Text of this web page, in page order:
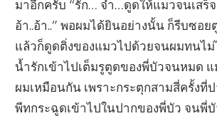
มาอีกครับ “รัก… จ๋า…ดูดให้แมวจนเสร็จ
อ้า..อ้า..” พอผมได้ยินอย่างนั้น ก็รีบซอ
แล้วก็ดูดติ่งของแมวไปด้วยจนผมทนไ
น้ำรักเข้าไปเต็มรูตูดของพี่บัวจนหมด แ
ผมเหมือนกัน เพราะกระตุกสามสี่ครั้งที่
พีทกระฉูดเข้าไปในปากของพี่บัว จนพี่บั